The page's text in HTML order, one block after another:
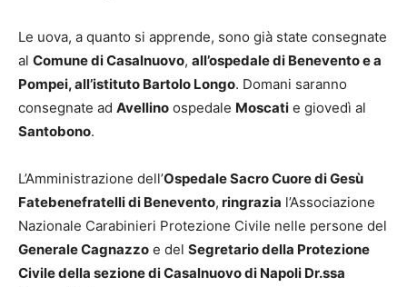
Le uova, a quanto si apprende, sono già state consegnate
al Comune di Casalnuovo, all’ospedale di Benevento e a
Pompei, all’istituto Bartolo Longo. Domani saranno
consegnate ad Avellino ospedale Moscati e giovedì al
Santobono.
L’Amministrazione dell’Ospedale Sacro Cuore di Gesù
Fatebenefratelli di Benevento, ringrazia l’Associazione
Nazionale Carabinieri Protezione Civile nelle persone del
Generale Cagnazzo e del Segretario della Protezione
Civile della sezione di Casalnuovo di Napoli Dr.ssa